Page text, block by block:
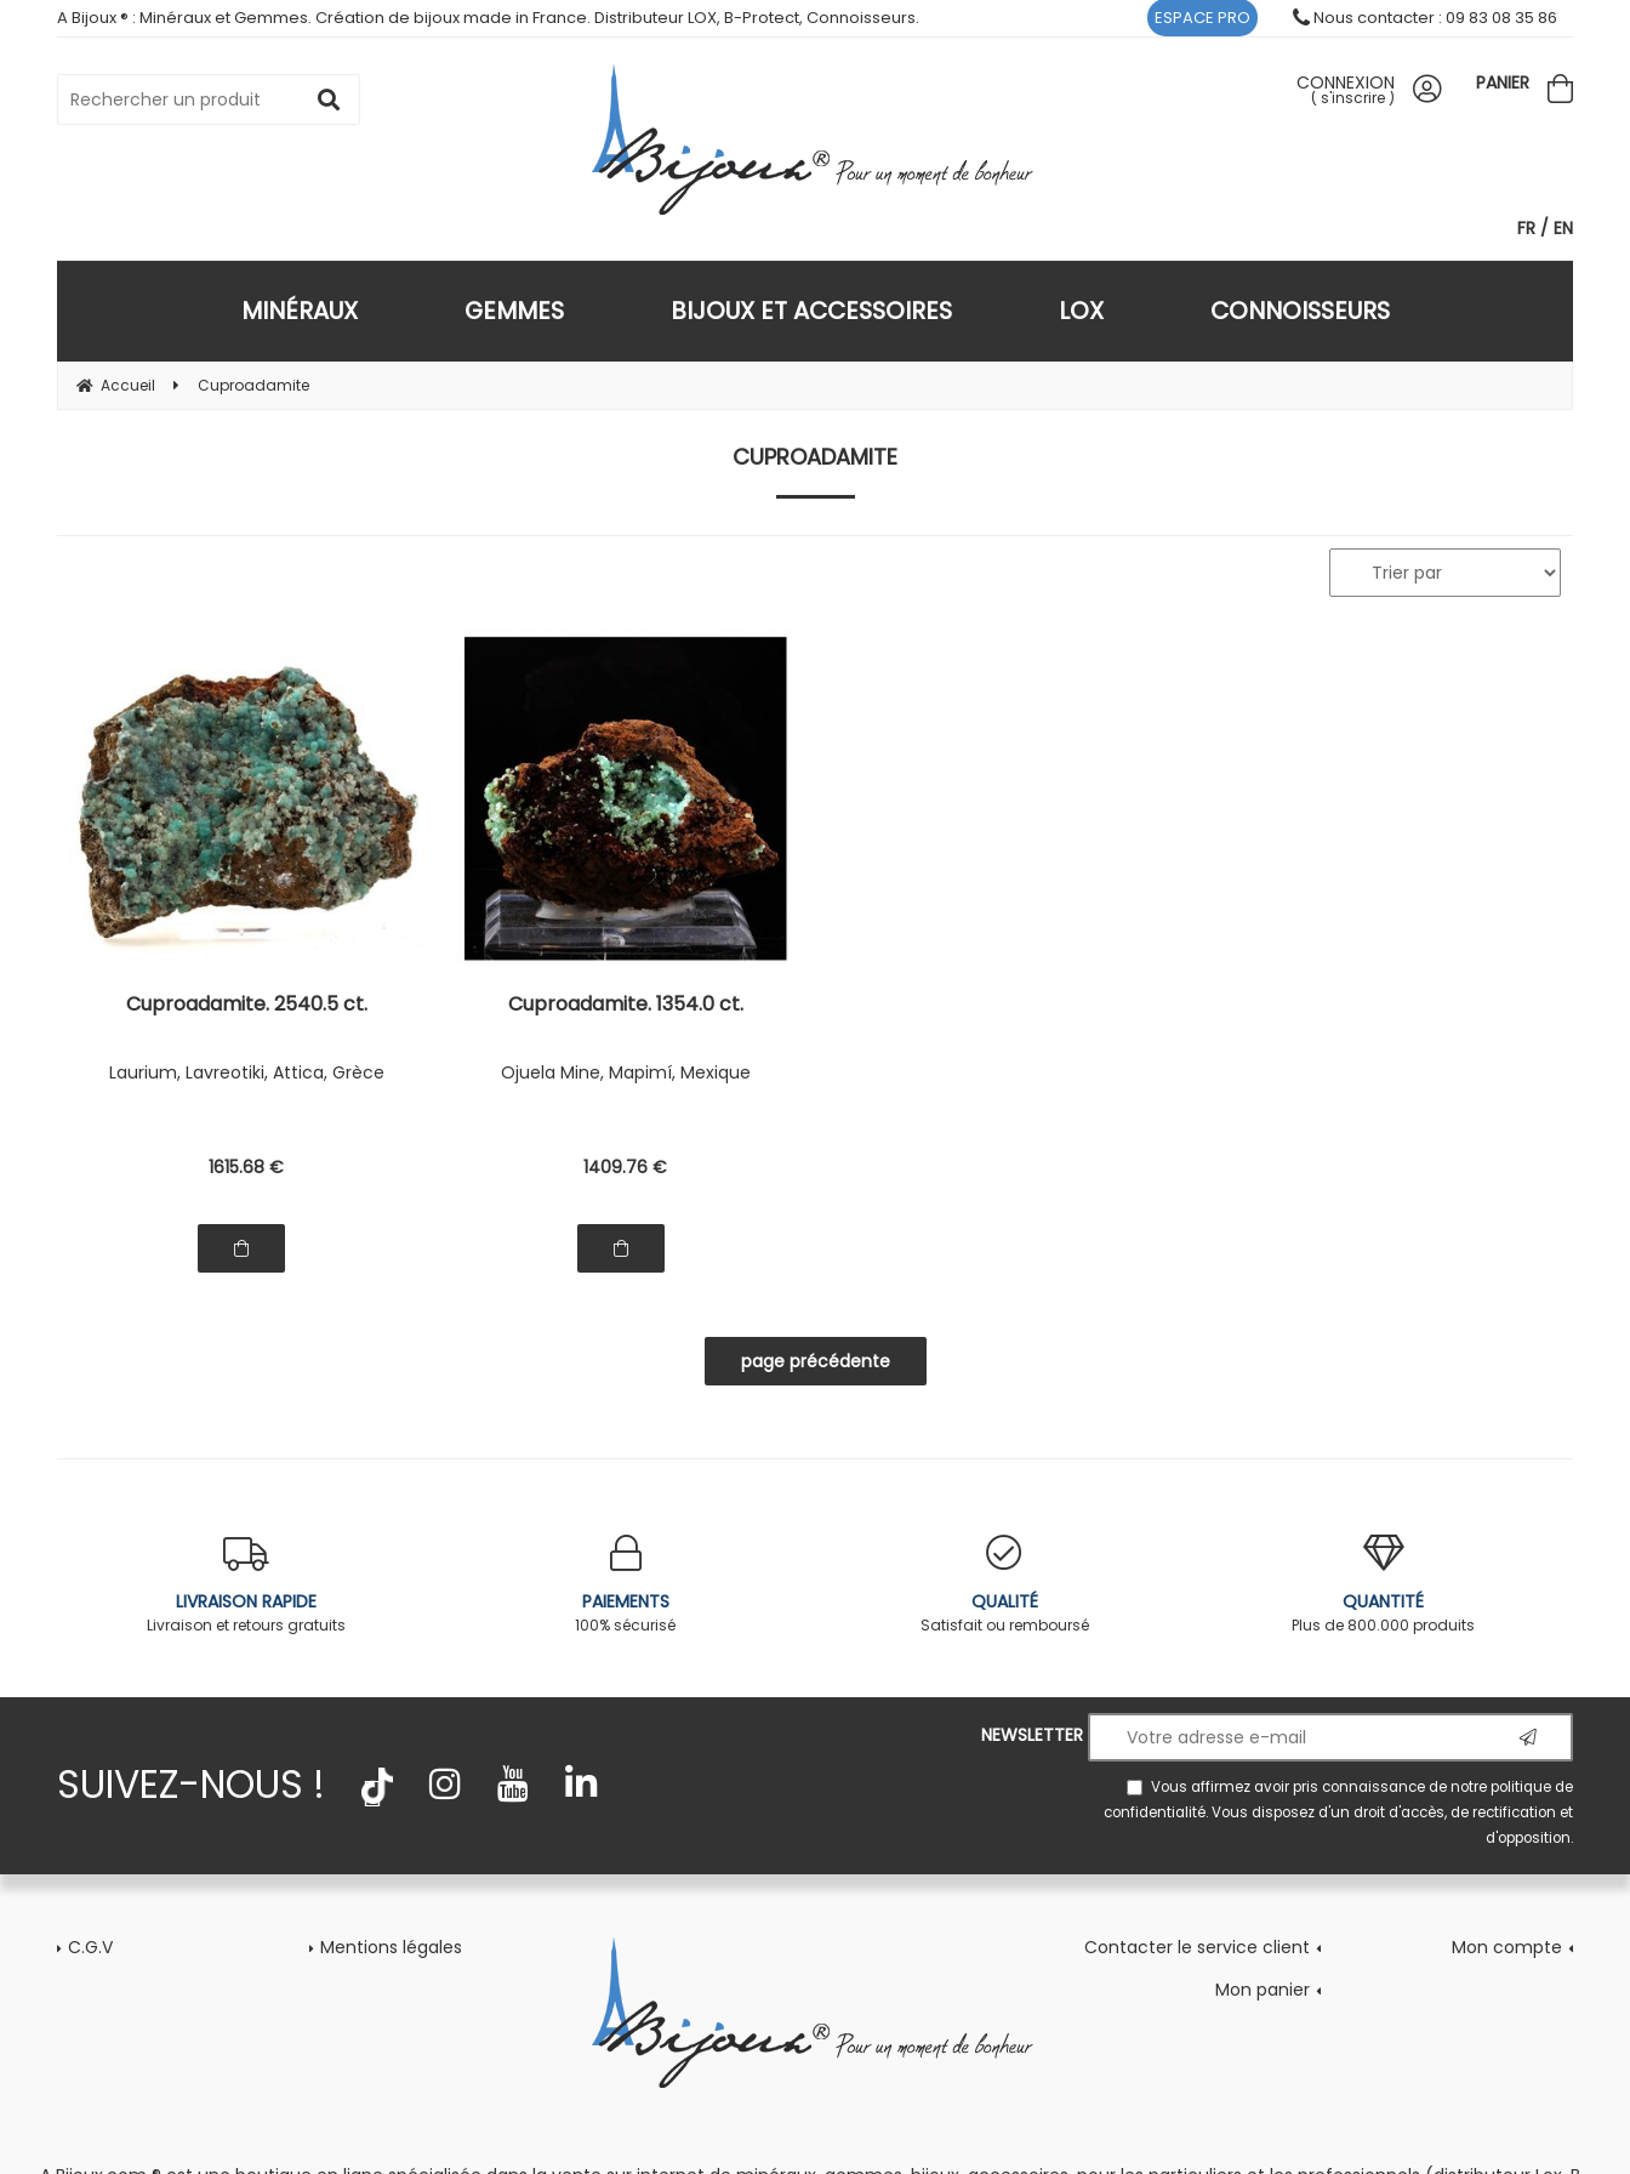
A Bijoux ® : Minéraux et Gemmes. Création de bijoux made in France. Distributeur LOX, B-Protect, Connoisseurs.
FR EN
CONNEXION
( s'inscrire )
PANIER
MINÉRAUX GEMMES BIJOUX ET ACCESSOIRES LOX CONNOISSEURS
Accueil Cuproadamite
CUPROADAMITE
Cuproadamite. 2540.5 ct.
Laurium, Lavreotiki, Attica, Grèce
1615.68 €
Cuproadamite. 1354.0 ct.
Ojuela Mine, Mapimí, Mexique
1409.76 €
ESPACE PRO Nous contacter : 09 83 08 35 86
LIVRAISON RAPIDE
Livraison et retours gratuits
PAIEMENTS
100% sécurisé
QUALITÉ
Satisfait ou remboursé
QUANTITÉ
Plus de 800.000 produits
SUIVEZ-NOUS !
NEWSLETTER
Vous affirmez avoir pris connaissance de notrepolitique de
confidentialité. Vous disposez d'un droit d'accès, de rectification et
d'opposition.
C.G.V Mentions légales Contacter le service client
Mon compte
Mon panier